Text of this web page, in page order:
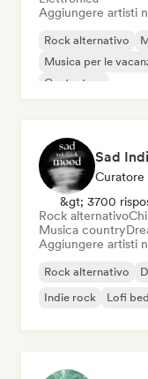
Aggiungere artisti
Rock alternativo
Musica per le
Cantautore
Sad
Curatore
&gt; 3700
Rock alternativo
Musica country
Aggiungere artisti
Rock alternativo
Indie rock
Lofi